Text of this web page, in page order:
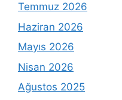
Temmuz 2026
Haziran 2026
Mayıs 2026
Nisan 2026
Ağustos 2025